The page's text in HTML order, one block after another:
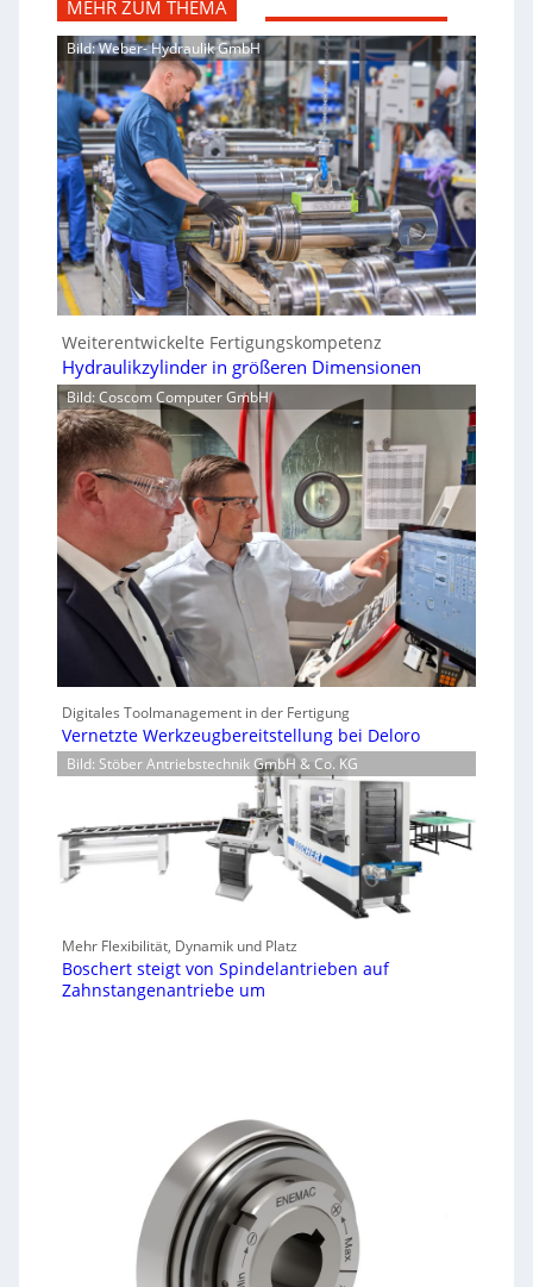
MEHR ZUM THEMA
Bild: Weber- Hydraulik GmbH
Weiterentwickelte Fertigungskompetenz
Hydraulikzylinder in größeren Dimensionen
Bild: Coscom Computer GmbH
Digitales Toolmanagement in der Fertigung
Vernetzte Werkzeugbereitstellung bei Deloro
Bild: Stöber Antriebstechnik GmbH & Co. KG
Mehr Flexibilität, Dynamik und Platz
Boschert steigt von Spindelantrieben auf
Zahnstangenantriebe um